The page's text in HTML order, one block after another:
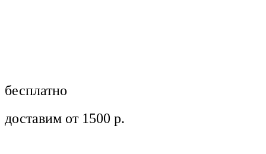
бесплатно
доставим от 1500 р.